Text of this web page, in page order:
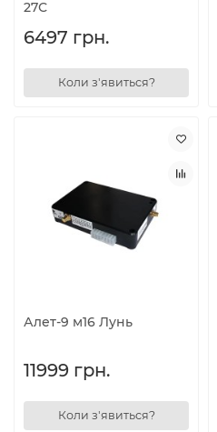
27С
6497 грн.
Коли з'явиться?
Алет-9 м16 Лунь
11999 грн.
Коли з'явиться?